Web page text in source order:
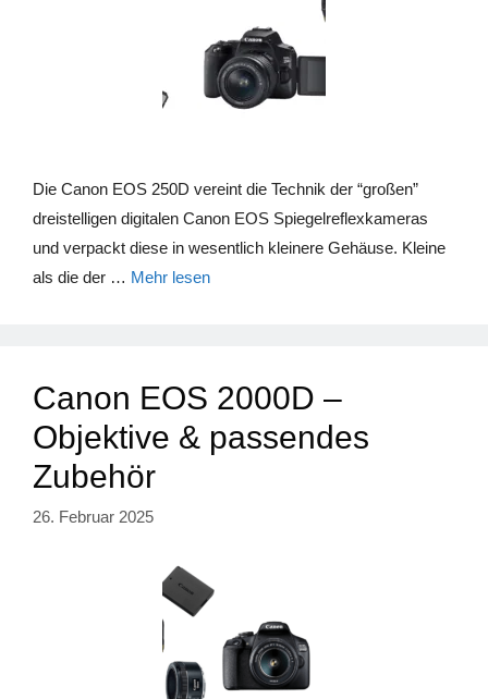
Die Canon EOS 250D vereint die Technik der “großen”
dreistelligen digitalen Canon EOS Spiegelreflexkameras
und verpackt diese in wesentlich kleinere Gehäuse. Kleine
als die der … Mehr lesen
Canon EOS 2000D –
Objektive & passendes
Zubehör
26. Februar 2025